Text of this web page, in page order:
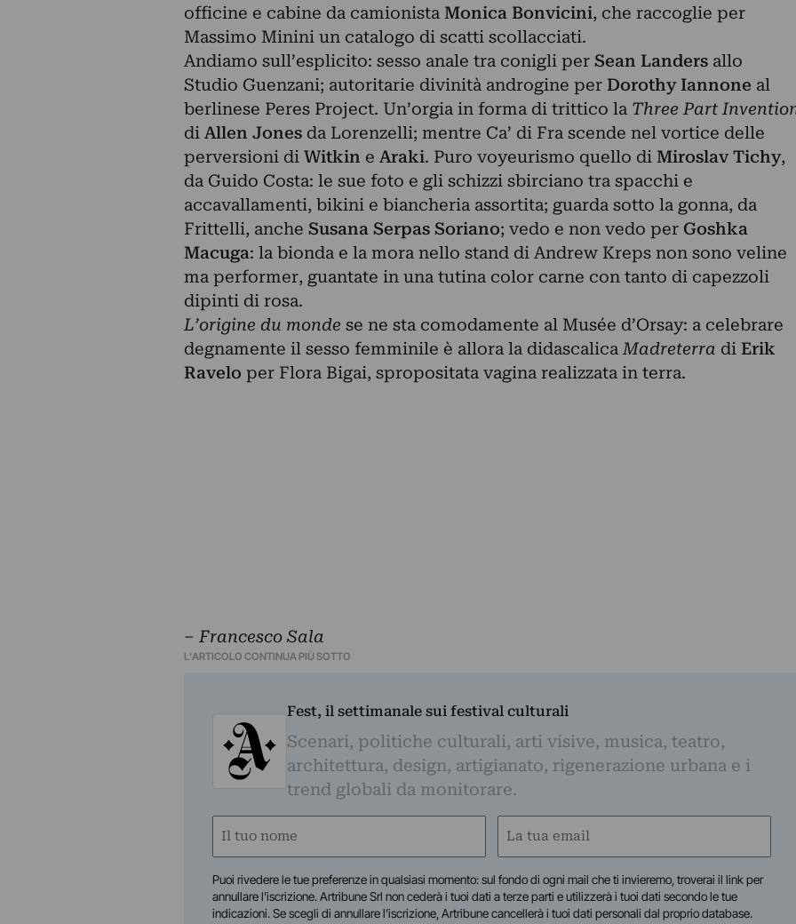
officine e cabine da camionista Monica Bonvicini, che raccoglie per
Massimo Minini un catalogo di scatti scollacciati.
Andiamo sull’esplicito: sesso anale tra conigli per Sean Landers allo
Studio Guenzani; autoritarie divinità androgine per Dorothy Iannone al
berlinese Peres Project. Un’orgia in forma di trittico la Three Part
di Allen Jones da Lorenzelli; mentre Ca’ di Fra scende nel vortice delle
perversioni di Witkin e Araki. Puro voyeurismo quello di Miroslav Tichy,
da Guido Costa: le sue foto e gli schizzi sbirciano tra spacchi e
accavallamenti, bikini e biancheria assortita; guarda sotto la gonna, da
Frittelli, anche Susana Serpas Soriano; vedo e non vedo per Goshka
Macuga: la bionda e la mora nello stand di Andrew Kreps non sono veline
ma performer, guantate in una tutina color carne con tanto di capezzoli
dipinti di rosa.
L’origine du monde se ne sta comodamente al Musée d’Orsay: a celebrare
degnamente il sesso femminile è allora la didascalica Madreterra di Erik
Ravelo per Flora Bigai, spropositata vagina realizzata in terra.
– Francesco Sala
L'ARTICOLO CONTINUA PIÙ SOTTO
Fest, il settimanale sui festival culturali
Scenari, politiche culturali, arti visive, musica, teatro,
architettura, design, artigianato, rigenerazione urbana e i
trend globali da monitorare.
Nome
Email
Puoi rivedere le tue preferenze in qualsiasi momento: sul fondo di ogni mail che ti invieremo, troverai il link per
annullare l’iscrizione. Artribune Srl non cederà i tuoi dati a terze parti e utilizzerà i tuoi dati secondo le tue
indicazioni. Se scegli di annullare l’iscrizione, Artribune cancellerà i tuoi dati personali dal proprio database.